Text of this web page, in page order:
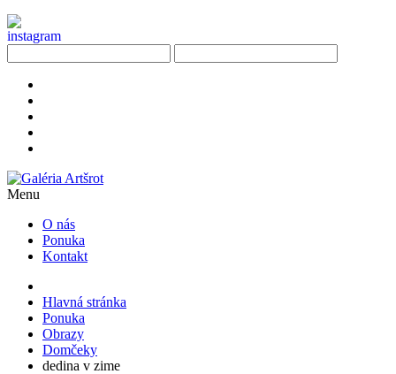
Menu
O nás
Ponuka
Kontakt
Hlavná stránka
Ponuka
Obrazy
Domčeky
dedina v zime